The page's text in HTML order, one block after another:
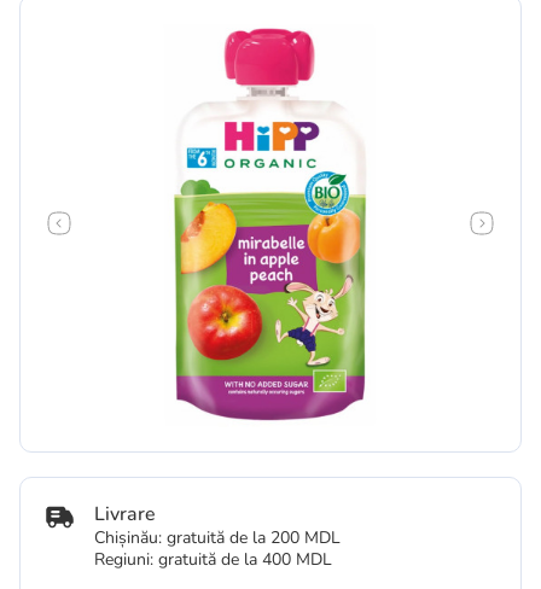
Livrare
Chișinău: gratuită de la 200 MDL
Regiuni: gratuită de la 400 MDL